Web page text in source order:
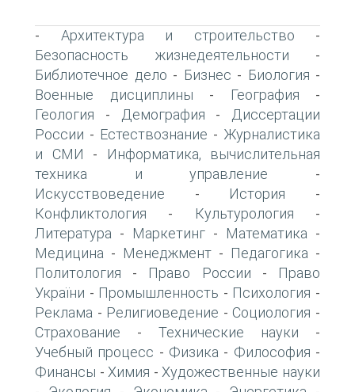
- Архитектура и строительство -
Безопасность жизнедеятельности -
Библиотечное дело - Бизнес - Биология -
Военные дисциплины - География -
Геология - Демография -
Диссертации
России - Естествознание - Журналистика
и СМИ -
Информатика, вычислительная
техника и управление -
Искусствоведение - История -
Конфликтология - Культурология -
Литература - Маркетинг - Математика -
Медицина - Менеджмент - Педагогика -
Политология - Право России -
Право
України - Промышленность - Психология -
Реклама - Религиоведение - Социология -
Страхование - Технические науки -
Учебный процесс - Физика - Философия -
Финансы - Химия - Художественные науки